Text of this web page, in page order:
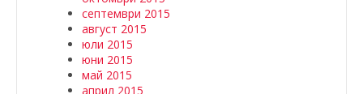
септември 2015
август 2015
юли 2015
юни 2015
май 2015
април 2015